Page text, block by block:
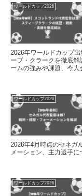
ワールドカップ2026
2026年ワールドカップ
ーブ・クラークを徹底
ームの強みや課題、今大
ワールドカップ2026
2026年4月時点のセネガ
メーション、主力選手に
ワールドカップ2026